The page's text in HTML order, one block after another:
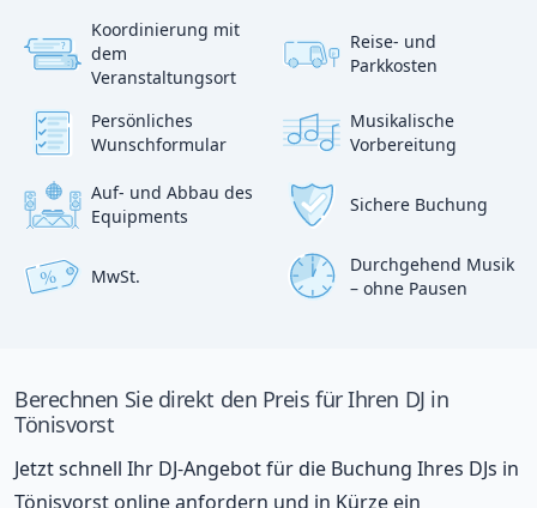
?
:)
Koordinierung mit
dem
Veranstaltungsort
p
Reise- und
Parkkosten
Persönliches
Wunschformular
Musikalische
Vorbereitung
Auf- und Abbau des
Equipments
Sichere Buchung
% MwSt.
Durchgehend Musik
– ohne Pausen
Berechnen Sie direkt den Preis für Ihren DJ in
Tönisvorst
Jetzt schnell Ihr DJ-Angebot für die Buchung Ihres DJs in
Tönisvorst online anfordern und in Kürze ein